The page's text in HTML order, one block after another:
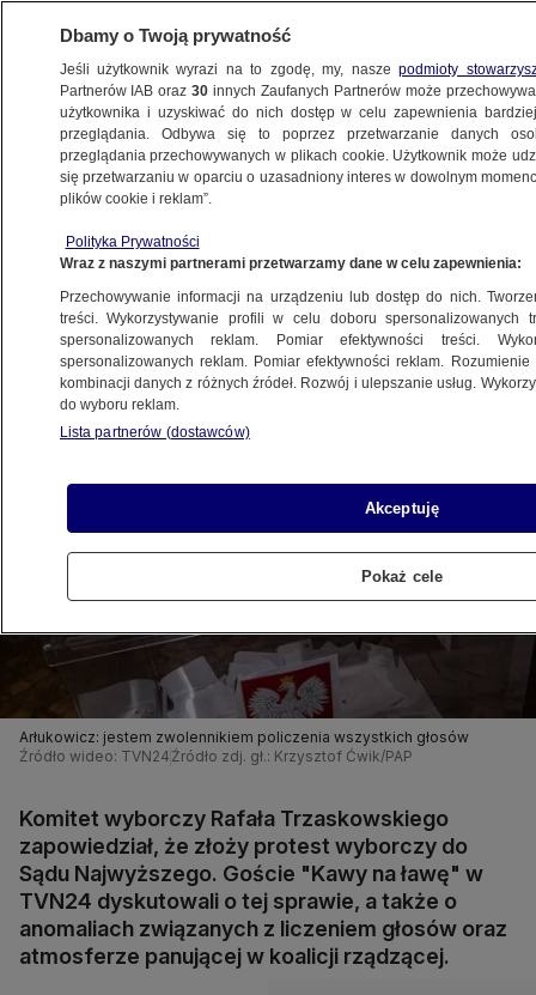
KAWA NA ŁAWĘ
defensywa". Co dalej z liczeniem głosów?
15.06.2025, 13:59
Posłuchaj artykułu
Czyta lektor AI
Arłukowicz: jestem zwolennikiem policzenia wszystkich głosów
Źródło wideo: TVN24 Źródło zdj. gł.: Krzysztof Ćwik/PAP
Komitet wyborczy Rafała Trzaskowskiego
zapowiedział, że złoży protest wyborczy do
Sądu Najwyższego. Goście "Kawy na ławę" w
TVN24 dyskutowali o tej sprawie, a także o
anomaliach związanych z liczeniem głosów oraz
atmosferze panującej w koalicji rządzącej.
Dbamy o Twoją prywatność
Jeśli użytkownik wyrazi na to zgodę, my, naszepodmioty
Partnerów IAB oraz30 innych Zaufanych Partnerów może
użytkownika i uzyskiwać do nich dostęp w celu zapewnienia
przeglądania. Odbywa się to poprzez przetwarzanie danych
przeglądania przechowywanych w plikach cookie. Użytkownik może
się przetwarzaniu w oparciu o uzasadniony interes w dowolnym
plików cookie i reklam”.
Polityka Prywatności
Wraz z naszymi partnerami przetwarzamy dane w celu zapewnienia:
Przechowywanie informacji na urządzeniu lub dostęp do nich.
treści. Wykorzystywanie profili w celu doboru spersonalizowanych
spersonalizowanych reklam. Pomiar efektywności treści.
spersonalizowanych reklam. Pomiar efektywności reklam.
kombinacji danych z różnych źródeł. Rozwój i ulepszanie usług.
do wyboru reklam.
Lista partnerów (dostawców)
Akceptuję
Pokaż cele